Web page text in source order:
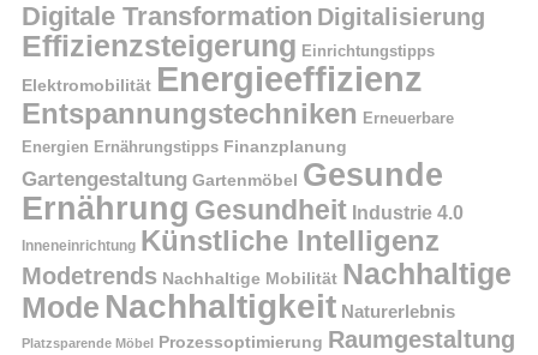
Digitale Transformation Digitalisierung
Effizienzsteigerung Einrichtungstipps
Elektromobilität Energieeffizienz
Entspannungstechniken Erneuerbare
Energien Ernährungstipps Finanzplanung
Gartengestaltung Gartenmöbel Gesunde
Ernährung Gesundheit Industrie 4.0
Inneneinrichtung Künstliche Intelligenz
Modetrends Nachhaltige Mobilität Nachhaltige
Mode Nachhaltigkeit Naturerlebnis
Platzsparende Möbel Prozessoptimierung Raumgestaltung